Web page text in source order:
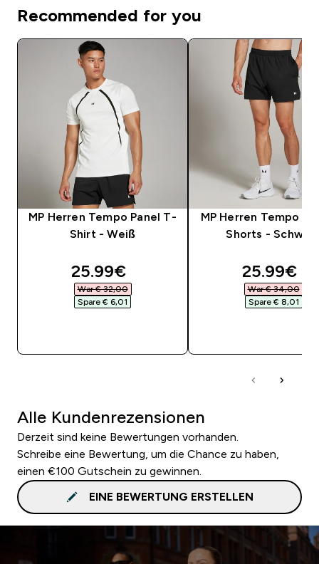
Recommended for you
MP Herren Tempo Panel T-
Shirt - Weiß
discounted price
25.99€‎
War € 32,00‎
Spare € 6,01‎
MP Herren Tempo
Shorts -
25.99€‎
War € 34,00‎
Spare € 8,01‎
Alle Kundenrezensionen
Derzeit sind keine Bewertungen vorhanden.
Schreibe eine Bewertung, um die Chance zu haben,
einen €100 Gutschein zu gewinnen.
EINE BEWERTUNG ERSTELLEN